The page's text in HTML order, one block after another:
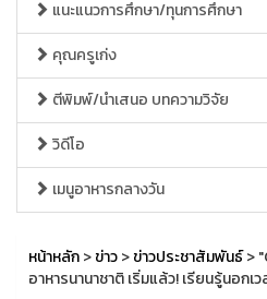
แนะแนวการศึกษา/ทุนการศึกษา
คุณครูเก่ง
ตีพิมพ์/นำเสนอ บทความวิจัย
วิดีโอ
เมนูอาหารกลางวัน
หน้าหลัก>ข่าว>ข่าวประชาสัมพันธ์>
อาหารนานาชาติ เริ่มแล้ว! เรียนรู้นอกเว